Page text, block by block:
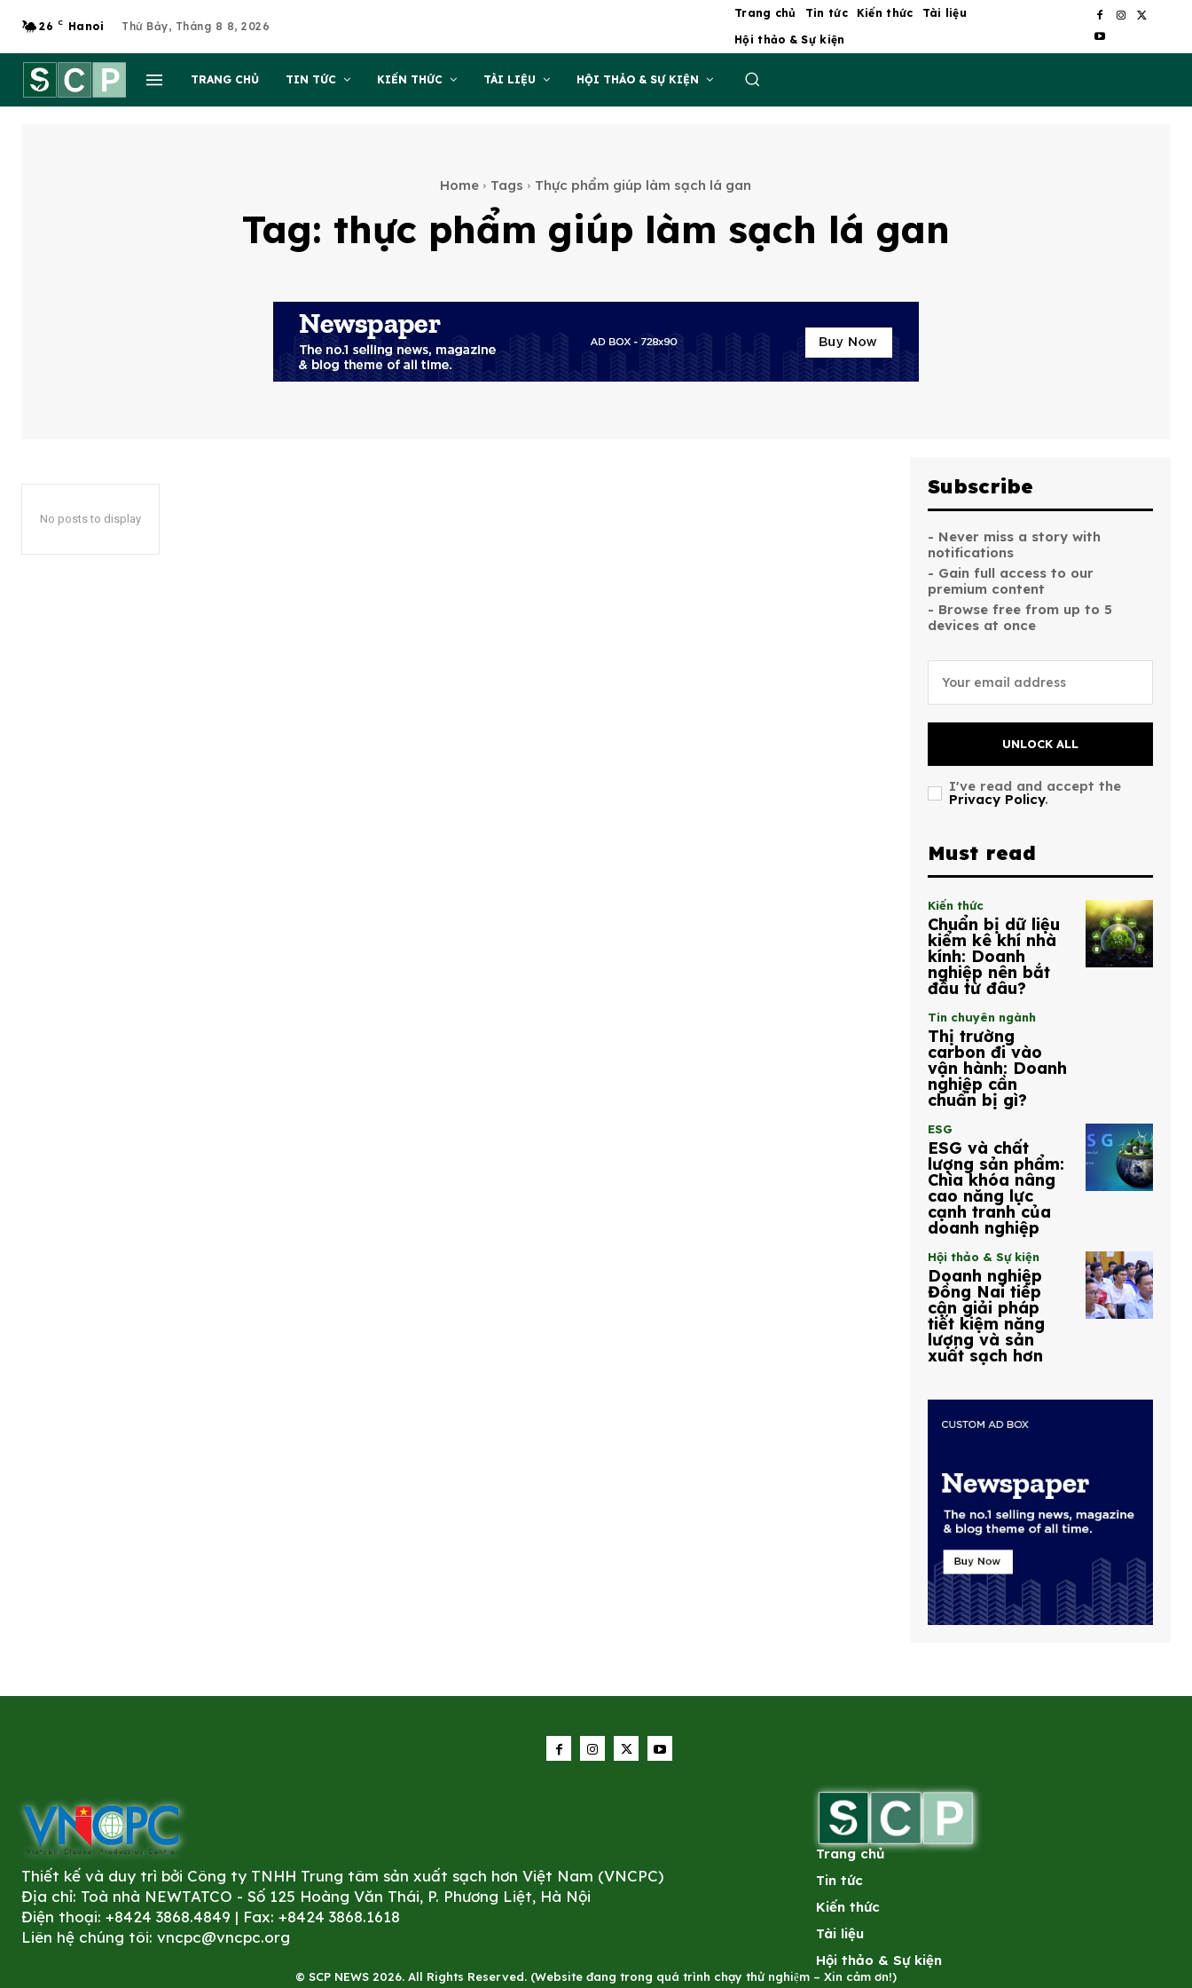
26 C Hanoi Thứ Bảy, Tháng 8 8, 2026
Trang chủ Tin tức Kiến thức
Tài liệu
Hội thảo & Sự kiện
TRANG CHỦ TIN TỨC KIẾN THỨC TÀI LIỆU HỘI THẢO & SỰ KIỆN
Home Tags Thực phẩm giúp làm sạch lá gan
Tag: thực phẩm giúp làm sạch lá gan
No posts to display
Subscribe
- Never miss a story with
notifications
- Gain full access to our
premium content
- Browse free from up to 5
devices at once
UNLOCK ALL
I've read and accept the
Privacy Policy.
Must read
Kiến thức
Chuẩn bị dữ liệu
kiểm kê khí nhà
kính: Doanh
nghiệp nên bắt
đầu từ đâu?
Tin chuyên ngành
Thị trường
carbon đi vào
vận hành: Doanh
nghiệp cần
chuẩn bị gì?
ESG
ESG và chất
lượng sản phẩm:
Chìa khóa nâng
cao năng lực
cạnh tranh của
doanh nghiệp
Hội thảo & Sự kiện
Doanh nghiệp
Đồng Nai tiếp
cận giải pháp
tiết kiệm năng
lượng và sản
xuất sạch hơn
Thiết kế và duy trì bởi Công ty TNHH Trung tâm sản xuất sạch hơn Việt Nam (VNCPC)
Địa chỉ: Toà nhà NEWTATCO - Số 125 Hoàng Văn Thái, P. Phương Liệt, Hà Nội
Điện thoại: +8424 3868.4849 | Fax: +8424 3868.1618
Liên hệ chúng tôi: vncpc@vncpc.org
Trang chủ
Tin tức
Kiến thức
Tài liệu
Hội thảo & Sự kiện
© SCP NEWS 2026. All Rights Reserved. (Website đang trong quá trình chạy thử nghiệm – Xin cảm ơn!)